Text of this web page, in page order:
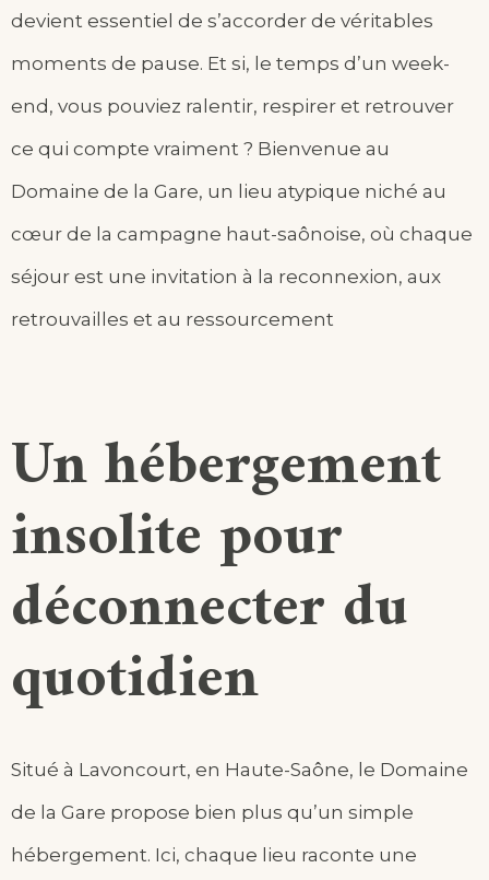
devient essentiel de s’accorder de véritables
moments de pause. Et si, le temps d’un week-
end, vous pouviez ralentir, respirer et retrouver
ce qui compte vraiment ? Bienvenue au
Domaine de la Gare, un lieu atypique niché au
cœur de la campagne haut-saônoise, où chaque
séjour est une invitation à la reconnexion, aux
retrouvailles et au ressourcement
Un hébergement
insolite pour
déconnecter du
quotidien
Situé à Lavoncourt, en Haute-Saône, le Domaine
de la Gare propose bien plus qu’un simple
hébergement. Ici, chaque lieu raconte une